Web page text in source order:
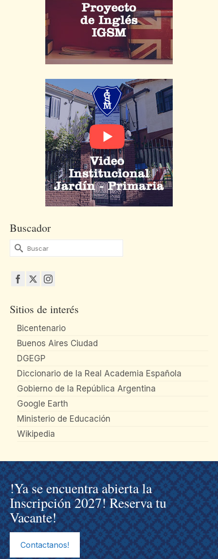
Buscador
Buscar
por:
Sitios de interés
Bicentenario
Buenos Aires Ciudad
DGEGP
Diccionario de la Real Academia Española
Gobierno de la República Argentina
Google Earth
Ministerio de Educación
Wikipedia
!Ya se encuentra abierta la
Inscripción 2027! Reserva tu
Vacante!
Contactanos!